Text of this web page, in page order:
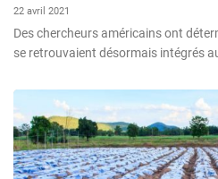
22 avril 2021
Des chercheurs américains ont
se retrouvaient désormais intégrés